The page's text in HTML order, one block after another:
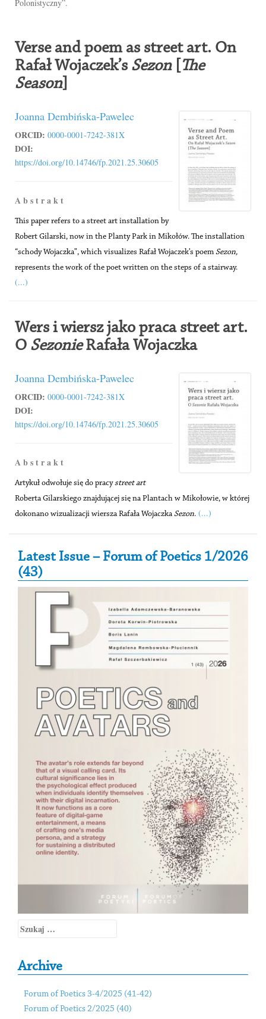
Polonistyczny”.
Verse and poem as street art. On
Rafał Wojaczek’s Sezon[
The
Season]
Joanna Dembińska-Pawelec
ORCID: 0000-0001-7242-381X
DOI:
https://doi.org/10.14746/fp.2021.25.30605
A b s t r a k t
This paper refers to a street art installation by
Robert Gilarski, now in the Planty Park in Mikołów. The installation
“schody Wojaczka”, which visualizes Rafał Wojaczek’s poem Sezon,
represents the work of the poet written on the steps of a stairway.
(...)
Wers i wiersz jako praca street art.
O SezonieRafała Wojaczka
Joanna Dembińska-Pawelec
ORCID: 0000-0001-7242-381X
DOI:
https://doi.org/10.14746/fp.2021.25.30605
A b s t r a k t
Artykuł odwołuje się do pracystreet art
Roberta Gilarskiego znajdującej się na Plantach w Mikołowie, w której
dokonano wizualizacji wiersza Rafała WojaczkaSezon. (...)
Secondary Sidebar
Latest Issue – Forum of Poetics 1/2026
(43)
Szukaj:
Archive
Forum of Poetics 3-4/2025 (41-42)
Forum of Poetics 2/2025 (40)